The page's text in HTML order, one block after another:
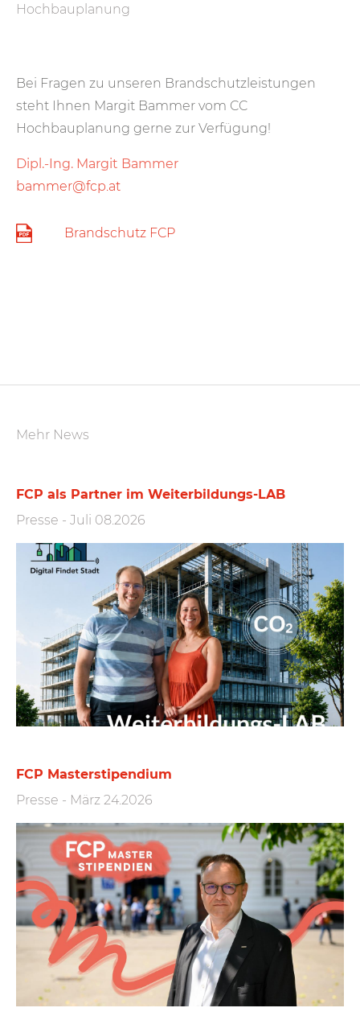
Hochbauplanung
Bei Fragen zu unseren Brandschutzleistungen
steht Ihnen Margit Bammer vom CC
Hochbauplanung gerne zur Verfügung!
Dipl.-Ing. Margit Bammer
bammer@fcp.at
Brandschutz FCP
Mehr News
FCP als Partner im Weiterbildungs-LAB
Presse - Juli 08.2026
FCP Masterstipendium
Presse - März 24.2026